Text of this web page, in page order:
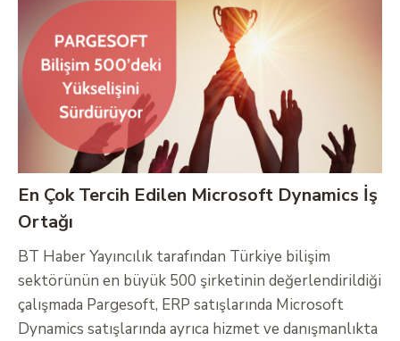
En Çok Tercih Edilen Microsoft Dynamics İş
Ortağı
BT Haber Yayıncılık tarafından Türkiye bilişim
sektörünün en büyük 500 şirketinin değerlendirildiği
çalışmada Pargesoft, ERP satışlarında Microsoft
Dynamics satışlarında ayrıca hizmet ve danışmanlıkta